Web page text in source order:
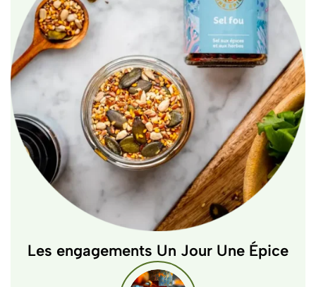
Les engagements Un Jour Une Épice